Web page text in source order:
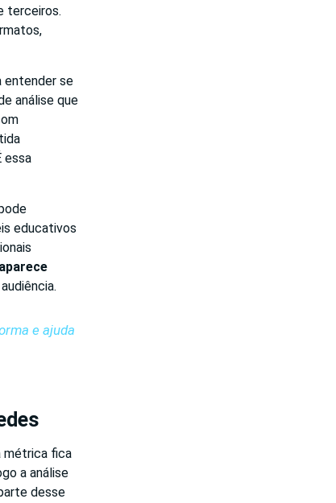
terceiros.
entender se
análise que
essa
educativos
e ajuda
métrica fica
a análise
desse